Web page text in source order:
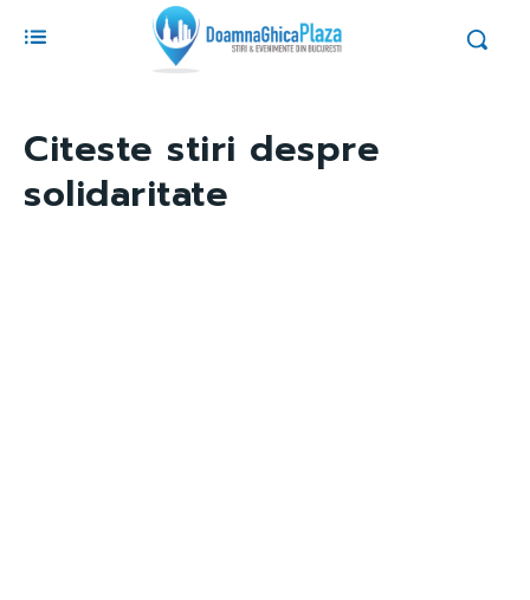
Citeste stiri despre
solidaritate